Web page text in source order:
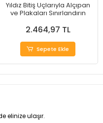
Yıldız Bitiş Uçlarıyla Alçıpan
ve Plakaları Sınırlandırın
2.464,97 TL
Sepete Ekle
elinize ulaşır.